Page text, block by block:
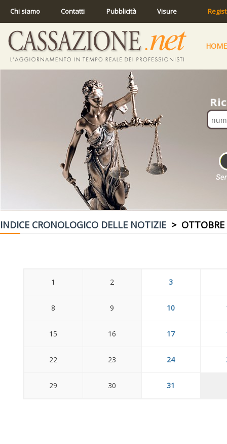
Chi siamo Contatti Pubblicità Visure
HOME
INDICE CRONOLOGICO DELLE NOTIZIE > OTTOBRE
1 2 3
8 9 10
15 16 17
22 23 24
29 30 31